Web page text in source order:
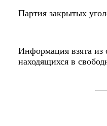
Партия закрытых
Информация взята из
находящихся в